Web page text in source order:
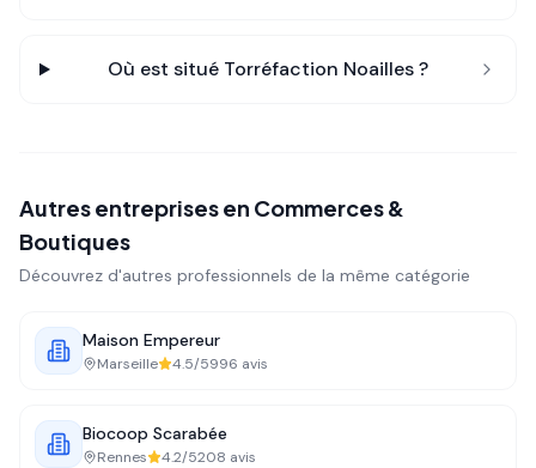
Où est situé Torréfaction Noailles?
Autres entreprises en Commerces &
Boutiques
Découvrez d'autres professionnels de la même catégorie
Maison Empereur
Marseille 4.5/5996 avis
Biocoop Scarabée
Rennes 4.2/5208 avis